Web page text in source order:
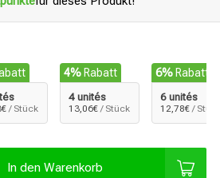
/ Stück
4% Rabatt
4 unités
13,06€ / Stück
6% Rabatt
6 unités
12,78€ /
In den Warenkorb